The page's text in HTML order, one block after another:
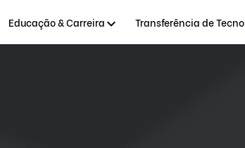
Educação & Carreira Transferência de